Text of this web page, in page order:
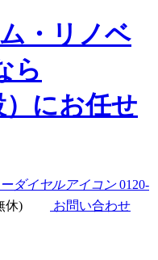
0120-
休)
お問い合わせ